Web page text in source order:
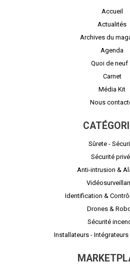
Accueil
Actualités
Archives du
Agenda
Quoi de neuf
Carnet
Média Kit
Nous
Sûrete -
Sécurité
Anti-intrusion &
Identification &
Drones &
Sécurité
Installateurs -